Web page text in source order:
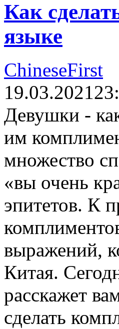
Как
языке
ChineseFirst
19.03.2021
Девушки -
им
множество
«вы очень
эпитетов. К
выражений,
Китая.
расскажет
сделать